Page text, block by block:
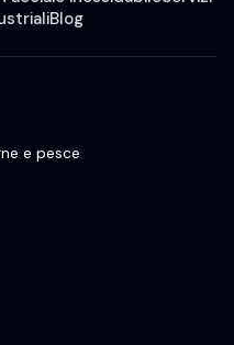
Blog
e pesce